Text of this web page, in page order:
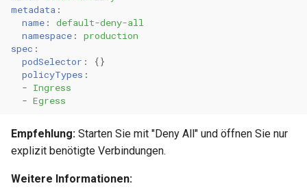
Namespaces
Verwenden Sie
Namespaces zur Trennung
Setzen Sie Resource
Quotas
Implementieren Sie
Network Policies pro
metadata :
name :
default-deny-all
namespace :
production
spec :
podSelector :
{}
policyTypes :
- Ingress
- Egress
Empfehlung: Starten Sie mit "Deny All" und öffnen Sie nur
explizit benötigte Verbindungen.
Weitere Informationen: